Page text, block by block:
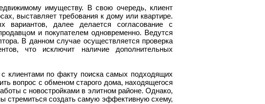
имуществу. В свою очередь, клиент
выставляет требования к дому или квартире.
далее делается согласование с
и покупателем одновременно. Ведутся
В данном случае осуществляется проверка
что исключит наличие дополнительных
клиентами по факту поиска самых подходящих
вопрос с обменом старого дома, находящегося
с новостройками в элитном районе. Однако,
стремиться создать самую эффективную схему,